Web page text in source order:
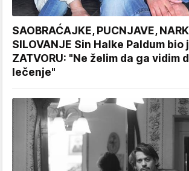
SAOBRAĆAJKE, PUCNJAVE,
SILOVANJE Sin Halke Paldum bio
ZATVORU: "Ne želim da ga vidim
lečenje"